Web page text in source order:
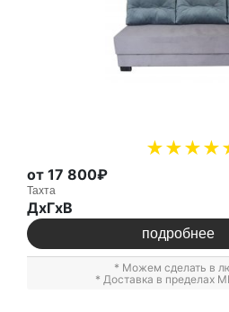
от 17 800₽
Тахта
ДxГxВ
подробнее
* Можем сделать в
* Доставка в пределах